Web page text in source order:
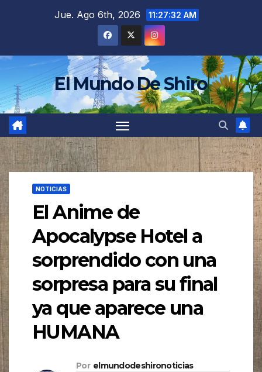
Jue. Ago 6th, 2026 11:27:34 AM
El Mundo De Shiro
NOTICIAS
El Anime de
Apocalypse Hotel a
sorprendido con una
sorpresa para su final
ya que aparece una
HUMANA
Por elmundodeshironoticias